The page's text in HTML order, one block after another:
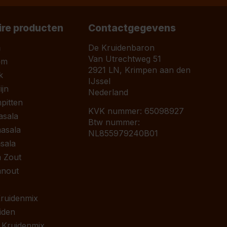
producten
Zout
Contactgegevens
De Kruidenbaron
Van Utrechtweg 51
2921 LN, Krimpen aan den
IJssel
Nederland
KVK nummer: 65098927
Btw nummer:
NL855979240B01